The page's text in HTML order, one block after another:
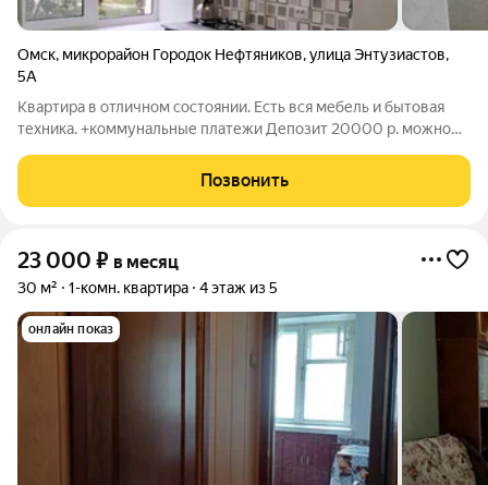
Омск, микрорайон Городок Нефтяников,улица Энтузиастов,
5А
Квартира в отличном состоянии. Есть вся мебель и бытовая
техника. +коммунальные платежи Депозит 20000 р. можно
Позвонить
23 000 ₽ в месяц
30 м² 1-комн. квартира 4 этаж из 5
онлайн показ